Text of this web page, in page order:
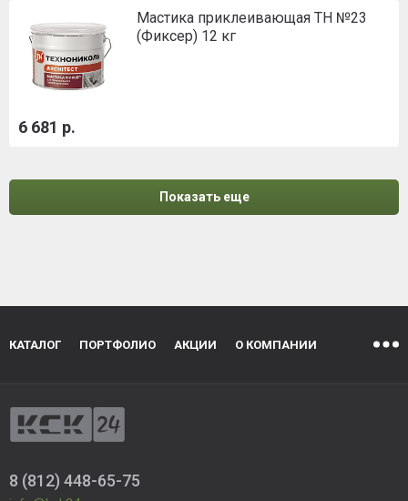
Мастика приклеивающая ТН №23
(Фиксер) 12 кг
6 681 р.
Показать еще
КАТАЛОГ ПОРТФОЛИО АКЦИИ О КОМПАНИИ
8 (812) 448-65-75